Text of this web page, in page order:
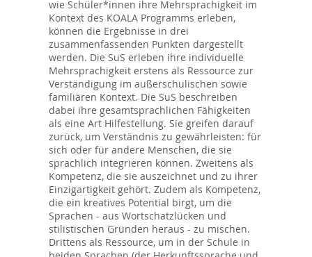
wie Schüler*innen ihre Mehrsprachigkeit im
Kontext des KOALA Programms erleben,
können die Ergebnisse in drei
zusammenfassenden Punkten dargestellt
werden. Die SuS erleben ihre individuelle
Mehrsprachigkeit erstens als Ressource zur
Verständigung im außerschulischen sowie
familiären Kontext. Die SuS beschreiben
dabei ihre gesamtsprachlichen Fähigkeiten
als eine Art Hilfestellung. Sie greifen darauf
zurück, um Verständnis zu gewährleisten: für
sich oder für andere Menschen, die sie
sprachlich integrieren können. Zweitens als
Kompetenz, die sie auszeichnet und zu ihrer
Einzigartigkeit gehört. Zudem als Kompetenz,
die ein kreatives Potential birgt, um die
Sprachen - aus Wortschatzlücken und
stilistischen Gründen heraus - zu mischen.
Drittens als Ressource, um in der Schule in